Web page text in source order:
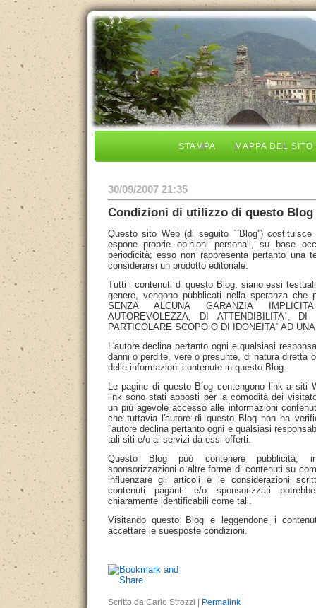
STAMPA MAPPA DEL SITO
30/09/2007 21:35
Condizioni di utilizzo di questo Blog
Questo sito Web (di seguito ``Blog'')
espone proprie opinioni personali, su base
periodicità; esso non rappresenta pertanto una
considerarsi un prodotto editoriale.
Tutti i contenuti di questo Blog, siano essi
genere, vengono pubblicati nella speranza che
SENZA ALCUNA GARANZIA
AUTOREVOLEZZA, DI ATTENDIBILITA`, DI
PARTICOLARE SCOPO O DI IDONEITA` AD
L'autore declina pertanto ogni e qualsiasi
danni o perdite, vere o presunte, di natura diretta
delle informazioni contenute in questo Blog.
Le pagine di questo Blog contengono link a siti
link sono stati apposti per la comodità dei
un più agevole accesso alle informazioni
che tuttavia l'autore di questo Blog non ha
l'autore declina pertanto ogni e qualsiasi
tali siti e/o ai servizi da essi offerti.
Questo Blog può contenere pubblicità,
sponsorizzazioni o altre forme di contenuti su
influenzare gli articoli e le considerazioni
contenuti paganti e/o sponsorizzati
chiaramente identificabili come tali.
Visitando questo Blog e leggendone i
accettare le suesposte condizioni.
Scritto da Carlo Strozzi | Permalink